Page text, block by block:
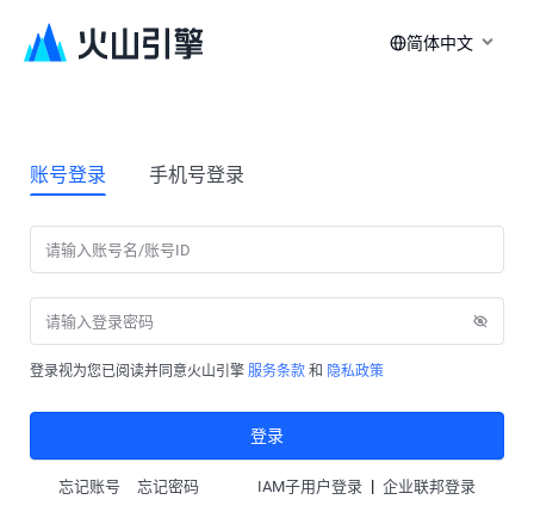
简体中文
账号登录 手机号登录
登录视为您已阅读并同意火山引擎 服务条款 和 隐私政策
登录
忘记账号 忘记密码 IAM子用户登录 | 企业联邦登录